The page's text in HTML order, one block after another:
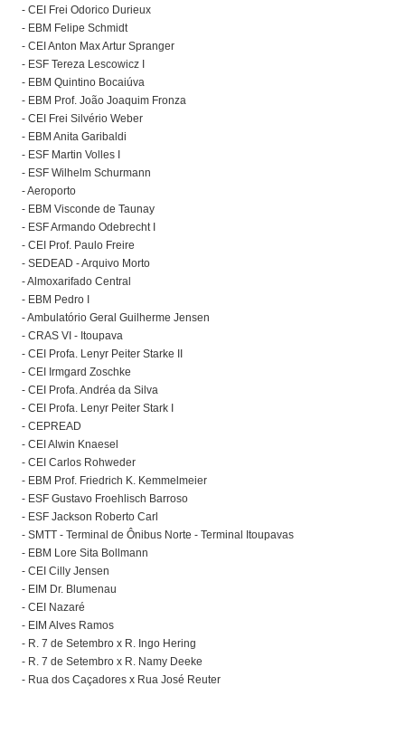
- CEI Frei Odorico Durieux
- EBM Felipe Schmidt
- CEI Anton Max Artur Spranger
- ESF Tereza Lescowicz I
- EBM Quintino Bocaiúva
- EBM Prof. João Joaquim Fronza
- CEI Frei Silvério Weber
- EBM Anita Garibaldi
- ESF Martin Volles I
- ESF Wilhelm Schurmann
- Aeroporto
- EBM Visconde de Taunay
- ESF Armando Odebrecht I
- CEI Prof. Paulo Freire
- SEDEAD - Arquivo Morto
- Almoxarifado Central
- EBM Pedro I
- Ambulatório Geral Guilherme Jensen
- CRAS VI - Itoupava
- CEI Profa. Lenyr Peiter Starke II
- CEI Irmgard Zoschke
- CEI Profa. Andréa da Silva
- CEI Profa. Lenyr Peiter Stark I
- CEPREAD
- CEI Alwin Knaesel
- CEI Carlos Rohweder
- EBM Prof. Friedrich K. Kemmelmeier
- ESF Gustavo Froehlisch Barroso
- ESF Jackson Roberto Carl
- SMTT - Terminal de Ônibus Norte - Terminal Itoupavas
- EBM Lore Sita Bollmann
- CEI Cilly Jensen
- EIM Dr. Blumenau
- CEI Nazaré
- EIM Alves Ramos
- R. 7 de Setembro x R. Ingo Hering
- R. 7 de Setembro x R. Namy Deeke
- Rua dos Caçadores x Rua José Reuter